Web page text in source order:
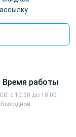
Время работы
с 10:00 до 18:00.
Выходной.